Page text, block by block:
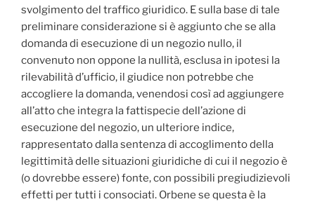
svolgimento del traffico giuridico. E sulla base di tale
preliminare considerazione si è aggiunto che se alla
domanda di esecuzione di un negozio nullo, il
convenuto non oppone la nullità, esclusa in ipotesi la
rilevabilità d’ufficio, il giudice non potrebbe che
accogliere la domanda, venendosi così ad aggiungere
all’atto che integra la fattispecie dell’azione di
esecuzione del negozio, un ulteriore indice,
rappresentato dalla sentenza di accoglimento della
legittimità delle situazioni giuridiche di cui il negozio è
(o dovrebbe essere) fonte, con possibili pregiudizievoli
effetti per tutti i consociati. Orbene se questa è la